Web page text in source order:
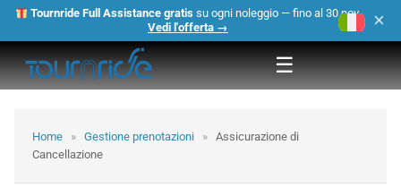
Tournride Full Assistance gratis su ogni noleggio — fino al 30 nov.
Vedi l'offerta →
×
☰
Home » Gestione prenotazioni » Assicurazione di
Cancellazione